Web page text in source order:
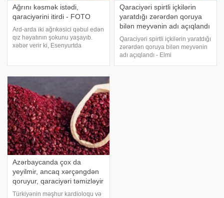
Ağrını kəsmək istədi,
qaraciyərini itirdi - FOTO
Ard-arda iki ağrıkəsici qəbul edən
qız həyatının şokunu yaşayıb.
xəbər verir ki, Esenyurtda
gəlib. Qızın qaraciyəri fəaliyyətini
dayandırıb
Qaraciyəri spirtli içkilərin
yaratdığı zərərdən qoruya
bilən meyvənin adı açıqlandı
Qaraciyəri spirtli içkilərin yaratdığı
zərərdən qoruya bilən meyvənin
adı açıqlandı - Elmi
Azərbaycanda çox da
yeyilmir, ancaq xərçəngdən
qoruyur, qaraciyəri təmizləyir
Türkiyənin məşhur kardioloqu və